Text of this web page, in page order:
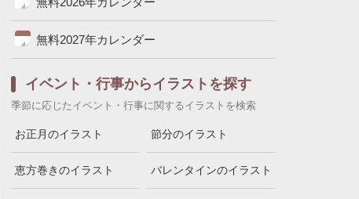
無料2027年カレンダー
イベント・行事からイラストを探す
季節に応じたイベント・行事に関するイラストを検索
お正月のイラスト 節分のイラスト
恵方巻きのイラスト バレンタインのイラスト